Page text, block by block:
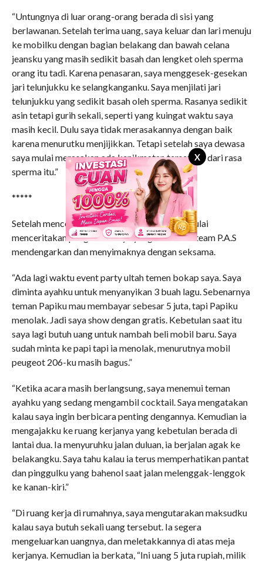
X
“Untungnya di luar orang-orang berada di sisi yang
berlawanan. Setelah terima uang, saya keluar dan lari menuju
ke mobilku dengan bagian belakang dan bawah celana
jeansku yang masih sedikit basah dan lengket oleh sperma
orang itu tadi. Karena penasaran, saya menggesek-gesekan
jari telunjukku ke selangkanganku. Saya menjilati jari
telunjukku yang sedikit basah oleh sperma. Rasanya sedikit
asin tetapi gurih sekali, seperti yang kuingat waktu saya
masih kecil. Dulu saya tidak merasakannya dengan baik
karena menurutku menjijikkan. Tetapi setelah saya dewasa
saya mulai merasakan ada kenikmatan tersendiri dari rasa
sperma itu.”
*****
Setelah menceritakan pengalamannya, Alda mulai
menceritakan pengalamannya yang lain. Kami team P.A.S
mendengarkan dan menyimaknya dengan seksama.
“Ada lagi waktu event party ultah temen bokap saya. Saya
diminta ayahku untuk menyanyikan 3 buah lagu. Sebenarnya
teman Papiku mau membayar sebesar 5 juta, tapi Papiku
menolak. Jadi saya show dengan gratis. Kebetulan saat itu
saya lagi butuh uang untuk nambah beli mobil baru. Saya
sudah minta ke papi tapi ia menolak, menurutnya mobil
peugeot 206-ku masih bagus.”
“Ketika acara masih berlangsung, saya menemui teman
ayahku yang sedang mengambil cocktail. Saya mengatakan
kalau saya ingin berbicara penting dengannya. Kemudian ia
mengajakku ke ruang kerjanya yang kebetulan berada di
lantai dua. Ia menyuruhku jalan duluan, ia berjalan agak ke
belakangku. Saya tahu kalau ia terus memperhatikan pantat
dan pinggulku yang bahenol saat jalan melenggak-lenggok
ke kanan-kiri.”
“Di ruang kerja di rumahnya, saya mengutarakan maksudku
kalau saya butuh sekali uang tersebut. Ia segera
mengeluarkan uangnya, dan meletakkannya di atas meja
kerjanya. Kemudian ia berkata, “Ini uang 5 juta rupiah, milik